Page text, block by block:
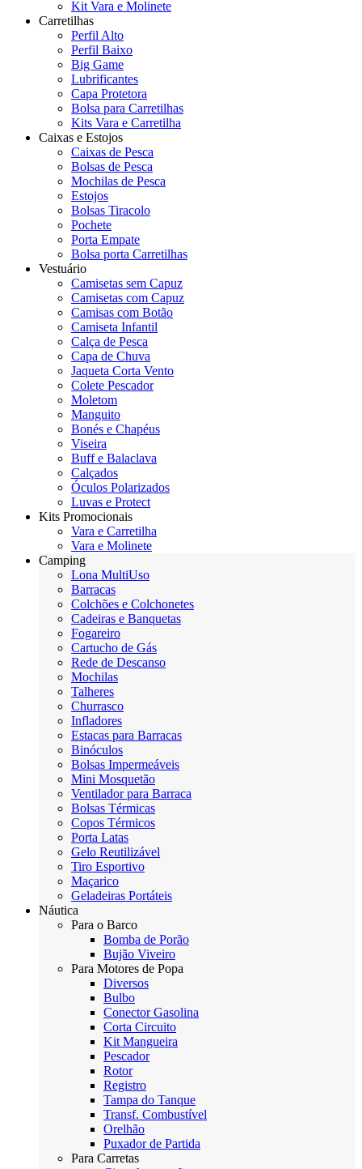
Kit Vara e Molinete
Carretilhas
Perfil Alto
Perfil Baixo
Big Game
Lubrificantes
Capa Protetora
Bolsa para Carretilhas
Kits Vara e Carretilha
Caixas e Estojos
Caixas de Pesca
Bolsas de Pesca
Mochilas de Pesca
Estojos
Bolsas Tiracolo
Pochete
Porta Empate
Bolsa porta Carretilhas
Vestuário
Camisetas sem Capuz
Camisetas com Capuz
Camisas com Botão
Camiseta Infantil
Calça de Pesca
Capa de Chuva
Jaqueta Corta Vento
Colete Pescador
Moletom
Manguito
Bonés e Chapéus
Viseira
Buff e Balaclava
Calçados
Óculos Polarizados
Luvas e Protect
Kits Promocionais
Vara e Carretilha
Vara e Molinete
Camping
Lona MultiUso
Barracas
Colchões e Colchonetes
Cadeiras e Banquetas
Fogareiro
Cartucho de Gás
Rede de Descanso
Mochilas
Talheres
Churrasco
Infladores
Estacas para Barracas
Binóculos
Bolsas Impermeáveis
Mini Mosquetão
Ventilador para Barraca
Bolsas Térmicas
Copos Térmicos
Porta Latas
Gelo Reutilizável
Tiro Esportivo
Maçarico
Geladeiras Portáteis
Náutica
Para o Barco
Bomba de Porão
Bujão Viveiro
Para Motores de Popa
Diversos
Bulbo
Conector Gasolina
Corta Circuito
Kit Mangueira
Pescador
Rotor
Registro
Tampa do Tanque
Transf. Combustível
Orelhão
Puxador de Partida
Para Carretas